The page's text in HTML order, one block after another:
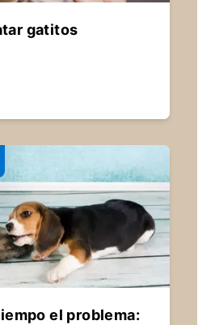
gatitos
el problema: